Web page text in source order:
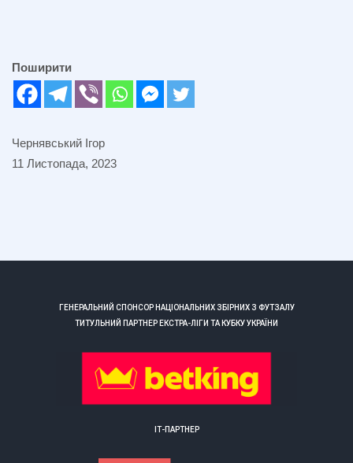
Поширити
Чернявський Ігор
11 Листопада, 2023
ГЕНЕРАЛЬНИЙ СПОНСОР НАЦІОНАЛЬНИХ ЗБІРНИХ З ФУТЗАЛУ
ТИТУЛЬНИЙ ПАРТНЕР ЕКСТРА-ЛІГИ ТА КУБКУ УКРАЇНИ
ІТ-ПАРТНЕР